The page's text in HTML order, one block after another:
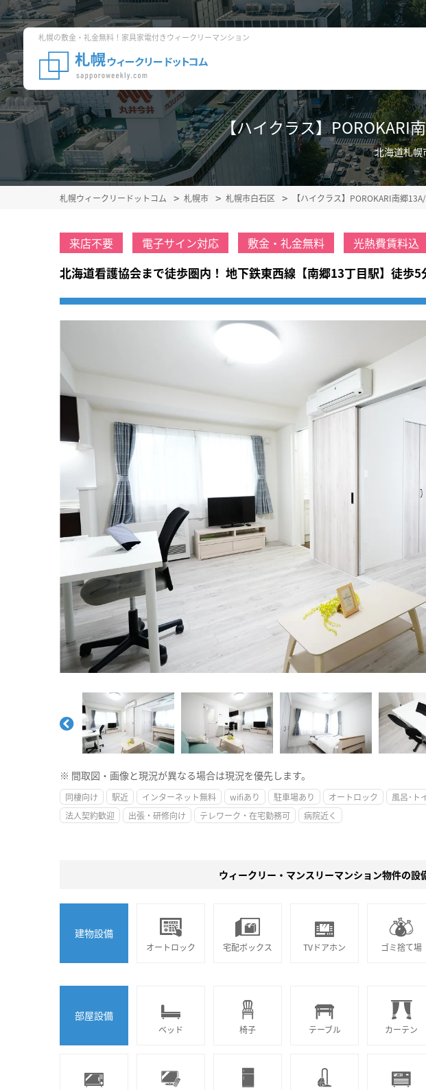
札幌の敷金・礼金無料！家具家電付きウィークリーマンション
【ハイクラス】POROKARI
北海道札幌
札幌ウィークリードットコム 札幌市 札幌市白石区 【ハイクラス】POROKARI南郷
来店不要 電子サイン対応 敷金・礼金無料 光熱費賃料込
北海道看護協会まで徒歩圏内！ 地下鉄東西線【南郷13丁目駅】徒歩5
※ 間取図・画像と現況が異なる場合は現況を優先します。
同棲向け 駅近 インターネット無料 wifiあり 駐車場あり オートロック 風呂･ト
法人契約歓迎
出張・研修向け テレワーク・在宅勤務可 病院近く
ウィークリー・マンスリーマンション物件の設
建物設備
オートロック 宅配ボックス TVドアホン ゴミ捨て場
部屋設備
ベッド 椅子 テーブル カーテン